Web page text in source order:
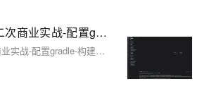
【02】完整的安卓二次商业实战-配置gradle-构建打包原生安卓项目-调试本地运行模拟器-优雅草伊凡
【02】完整的安卓二次商业实战-配置gradle-构建打包原生安卓项目-调试本地运行模拟器-优雅草伊凡